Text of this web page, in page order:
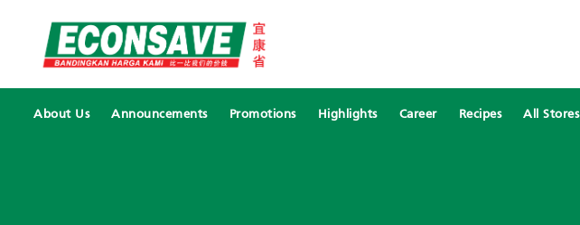
About Us Announcements Promotions Highlights Career Recipes All Stores